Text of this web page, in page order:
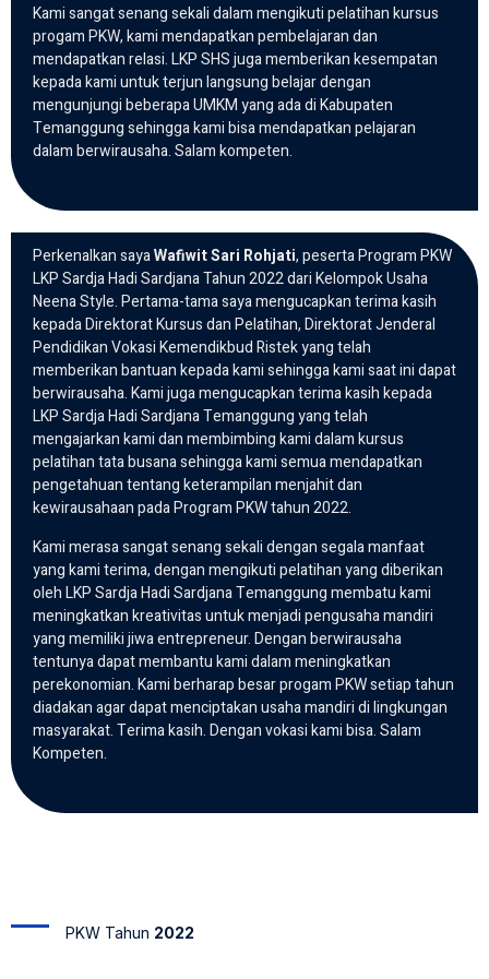
Kami sangat senang sekali dalam mengikuti pelatihan kursus
progam PKW, kami mendapatkan pembelajaran dan
mendapatkan relasi. LKP SHS juga memberikan kesempatan
kepada kami untuk terjun langsung belajar dengan
mengunjungi beberapa UMKM yang ada di Kabupaten
Temanggung sehingga kami bisa mendapatkan pelajaran
dalam berwirausaha. Salam kompeten.
Perkenalkan sayaWafiwit Sari Rohjati, peserta Program PKW
LKP Sardja Hadi Sardjana Tahun 2022 dari Kelompok Usaha
Neena Style. Pertama-tama saya mengucapkan terima kasih
kepada Direktorat Kursus dan Pelatihan, Direktorat Jenderal
Pendidikan Vokasi Kemendikbud Ristek yang telah
memberikan bantuan kepada kami sehingga kami saat ini dapat
berwirausaha. Kami juga mengucapkan terima kasih kepada
LKP Sardja Hadi Sardjana Temanggung yang telah
mengajarkan kami dan membimbing kami dalam kursus
pelatihan tata busana sehingga kami semua mendapatkan
pengetahuan tentang keterampilan menjahit dan
kewirausahaan pada Program PKW tahun 2022.
Kami merasa sangat senang sekali dengan segala manfaat
yang kami terima, dengan mengikuti pelatihan yang diberikan
oleh LKP Sardja Hadi Sardjana Temanggung membatu kami
meningkatkan kreativitas untuk menjadi pengusaha mandiri
yang memiliki jiwa entrepreneur. Dengan berwirausaha
tentunya dapat membantu kami dalam meningkatkan
perekonomian. Kami berharap besar progam PKW setiap tahun
diadakan agar dapat menciptakan usaha mandiri di lingkungan
masyarakat. Terima kasih. Dengan vokasi kami bisa. Salam
Kompeten.
PKW Tahun 2022